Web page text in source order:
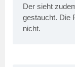
Der sieht
gestaucht. Die
nicht.